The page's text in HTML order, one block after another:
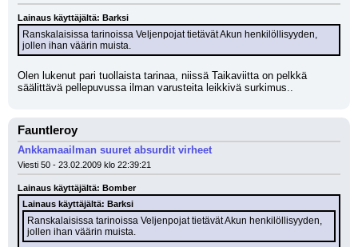
Lainaus käyttäjältä: Barksi
Ranskalaisissa tarinoissa Veljenpojat tietävät Akun henkilöllisyyden,
jollen ihan väärin muista.
Olen lukenut pari tuollaista tarinaa, niissä Taikaviitta on pelkkä
säälittävä pellepuvussa ilman varusteita leikkivä surkimus..
Fauntleroy
Ankkamaailman suuret absurdit virheet
Viesti 50 - 23.02.2009 klo 22:39:21
Lainaus käyttäjältä: Bomber
Lainaus käyttäjältä: Barksi
Ranskalaisissa tarinoissa Veljenpojat tietävät Akun henkilöllisyyden,
jollen ihan väärin muista.